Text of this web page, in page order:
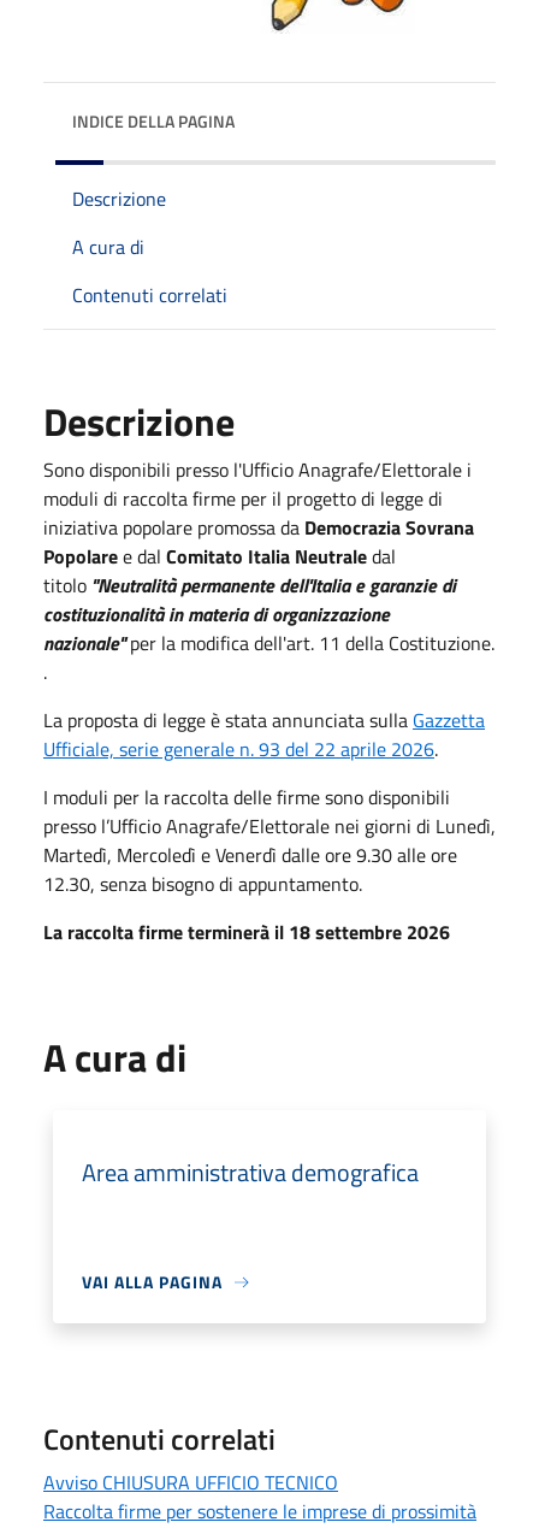
INDICE DELLA PAGINA
Descrizione
A cura di
Contenuti correlati
Descrizione
Sono disponibili presso l'Ufficio Anagrafe/Elettorale i
moduli di raccolta firme per il progetto di legge di
iniziativa popolare promossa da Democrazia Sovrana
Popolaree dal Comitato Italia Neutraledal
titolo "Neutralità permanente dell'Italia e garanzie di
costituzionalità in materia di organizzazione
nazionale"per la modifica dell'art. 11 della Costituzione.
.
La proposta di legge è stata annunciata sulla Gazzetta
Ufficiale, serie generale n. 93 del 22 aprile 2026.
I moduli per la raccolta delle firme sono disponibili
presso l’Ufficio Anagrafe/Elettorale nei giorni di Lunedì,
Martedì, Mercoledì e Venerdì dalle ore 9.30 alle ore
12.30, senza bisogno di appuntamento.
La raccolta firme terminerà il 18 settembre 2026
A cura di
Area amministrativa demografica
VAI ALLA PAGINA
Contenuti correlati
Avviso CHIUSURA UFFICIO TECNICO
Raccolta firme per sostenere le imprese di prossimità